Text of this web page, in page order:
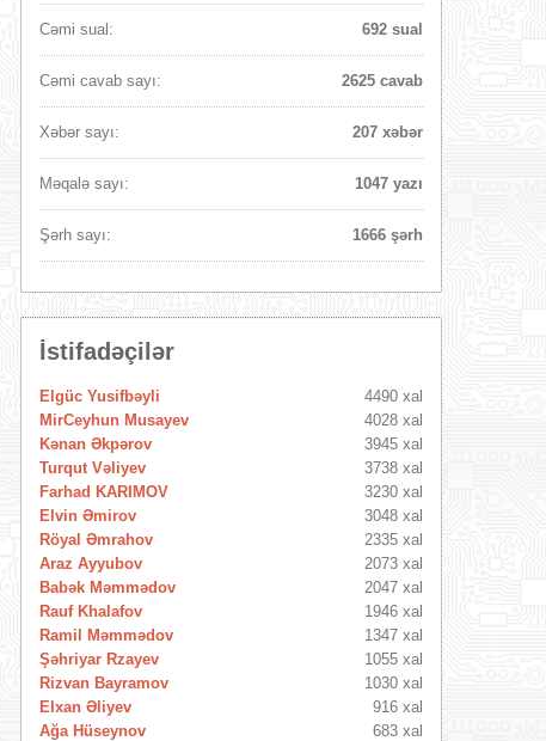
Cəmi sual: 692 sual
Cəmi cavab sayı: 2625 cavab
Xəbər sayı: 207 xəbər
Məqalə sayı: 1047 yazı
Şərh sayı: 1666 şərh
İstifadəçilər
Elgüc Yusifbəyli
4490 xal
MirCeyhun Musayev
4028 xal
Kənan Əkpərov
3945 xal
Turqut Vəliyev
3738 xal
Farhad KARIMOV
3230 xal
Elvin Əmirov
3048 xal
Röyal Əmrahov
2335 xal
Araz Ayyubov
2073 xal
Babək Məmmədov
2047 xal
Rauf Khalafov
1946 xal
Ramil Məmmədov
1347 xal
Şəhriyar Rzayev
1055 xal
Rizvan Bayramov
1030 xal
Elxan Əliyev
916 xal
Ağa Hüseynov
683 xal